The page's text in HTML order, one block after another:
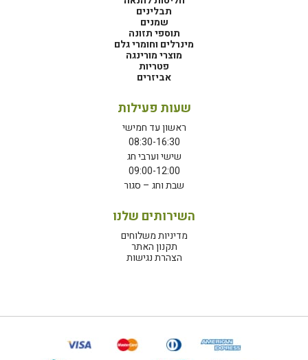
תבלינים
שמנים
תוספי תזונה
מינרלים וחומרי גלם
מוצרי מורינגה
פטריות
אביזרים
שעות פעילות
ראשון עד חמישי
08:30-16:30
שישי וערבי חג
09:00-12:00
שבת וחג – סגור
השירותים שלנו
מדיניות משלוחים
תקנון האתר
הצהרת נגישות